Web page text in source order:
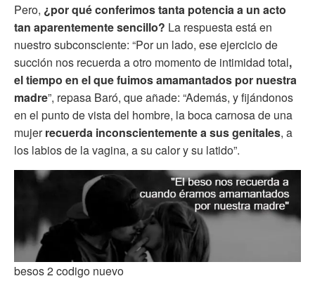
Pero, ¿por qué conferimos tanta potencia a un acto
tan aparentemente sencillo? La respuesta está en
nuestro subconsciente: “Por un lado, ese ejercicio de
succión nos recuerda a otro momento de intimidad total,
el tiempo en el que fuimos amamantados por nuestra
madre”, repasa Baró, que añade: “Además, y fijándonos
en el punto de vista del hombre, la boca carnosa de una
mujerrecuerda inconscientemente a sus genitales, a
los labios de la vagina, a su calor y su latido”.
besos 2 codigo nuevo